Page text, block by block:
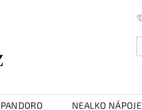
NEALKO NÁPOJE